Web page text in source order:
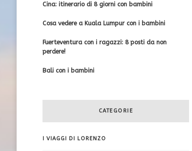
Cina: itinerario di 8 giorni con bambini
Cosa vedere a Kuala Lumpur con i bambini
Fuerteventura con i ragazzi: 8 posti da non
perdere!
Bali con i bambini
CATEGORIE
I VIAGGI DI LORENZO